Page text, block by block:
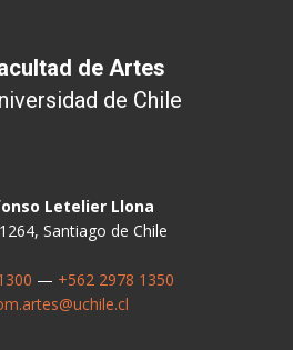
de Artes
de Chile
Letelier Llona
Santiago de Chile
— +562 2978 1350